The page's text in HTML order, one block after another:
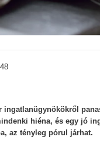
ingatlanügynökökről
hiéna, és egy jó
az tényleg pórul járhat.